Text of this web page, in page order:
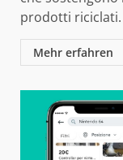
prodotti riciclati.
Mehr erfahren